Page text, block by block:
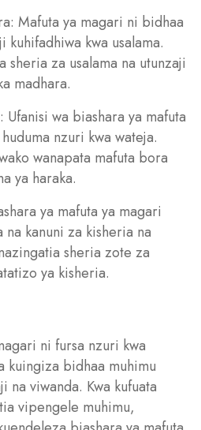
Mafuta ya magari ni bidhaa
kuhifadhiwa kwa usalama.
sheria za usalama na utunzaji
madhara.
wa biashara ya mafuta
nzuri kwa wateja.
wanapata mafuta bora
ya haraka.
ya mafuta ya magari
na kanuni za kisheria na
sheria zote za
ya kisheria.
ni fursa nzuri kwa
kuingiza bidhaa muhimu
na viwanda. Kwa kufuata
vipengele muhimu,